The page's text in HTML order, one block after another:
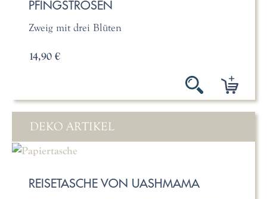
PFINGSTROSEN
Zweig mit drei Blüten
14,90 €
DEKO ARTIKEL
REISETASCHE VON UASHMAMA